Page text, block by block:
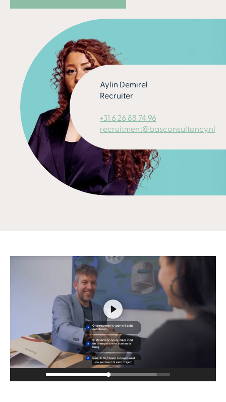
Aylin Demirel
Recruiter
+31 6 26 88 74 96
recruitment@basconsultancy.nl